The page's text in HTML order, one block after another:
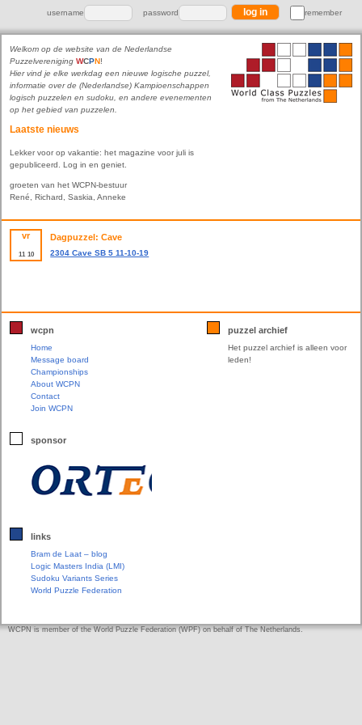
username password remember
Welkom op de website van de Nederlandse
Puzzelvereniging WCPN!
Hier vind je elke werkdag een nieuwe logische puzzel,
informatie over de (Nederlandse) Kampioenschappen
logisch puzzelen en sudoku, en andere evenementen
op het gebied van puzzelen.
Laatste nieuws
Lekker voor op vakantie: het magazine voor juli is
gepubliceerd. Log in en geniet.
groeten van het WCPN-bestuur
René, Richard, Saskia, Anneke
vr
11 10
Dagpuzzel: Cave
2304 Cave SB 5 11-10-19
wcpn
Home
Message board
Championships
About WCPN
Contact
Join WCPN
sponsor
links
Bram de Laat – blog
Logic Masters India (LMI)
Sudoku Variants Series
World Puzzle Federation
puzzel archief
Het puzzel archief is alleen voor
leden!
WCPN is member of the World Puzzle Federation (WPF) on behalf of The Netherlands.